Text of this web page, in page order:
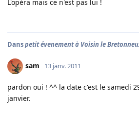
L'opéra mais ce n'est pas lui !
Danspetit évenement à Voisin le
sam 13 janv. 2011
pardon oui ! ^^ la date c'est le samedi
janvier.